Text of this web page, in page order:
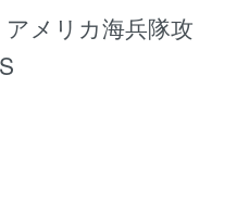
アメリカ海兵隊攻